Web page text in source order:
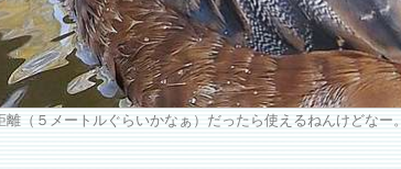
（５メートルぐらいかなぁ）だったら使えるねんけどなー。